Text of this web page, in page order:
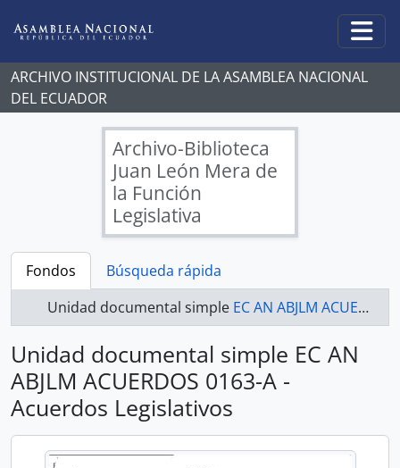
ARCHIVO INSTITUCIONAL DE LA ASAMBLEA NACIONAL
DEL ECUADOR
Archivo-Biblioteca
Juan León Mera de
la Función
Legislativa
Fondos
Búsqueda rápida
Unidad documental simple EC AN ABJLM ACUERDOS 0163-A - Acuerdos Legislativos
Unidad documental simple EC AN
ABJLM ACUERDOS 0163-A -
Acuerdos Legislativos